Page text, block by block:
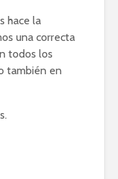
hace la
una correcta
todos los
también en